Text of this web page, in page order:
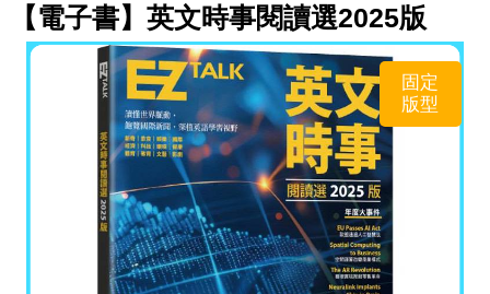
【電子書】英文時事閱讀選2025版
固定
版型